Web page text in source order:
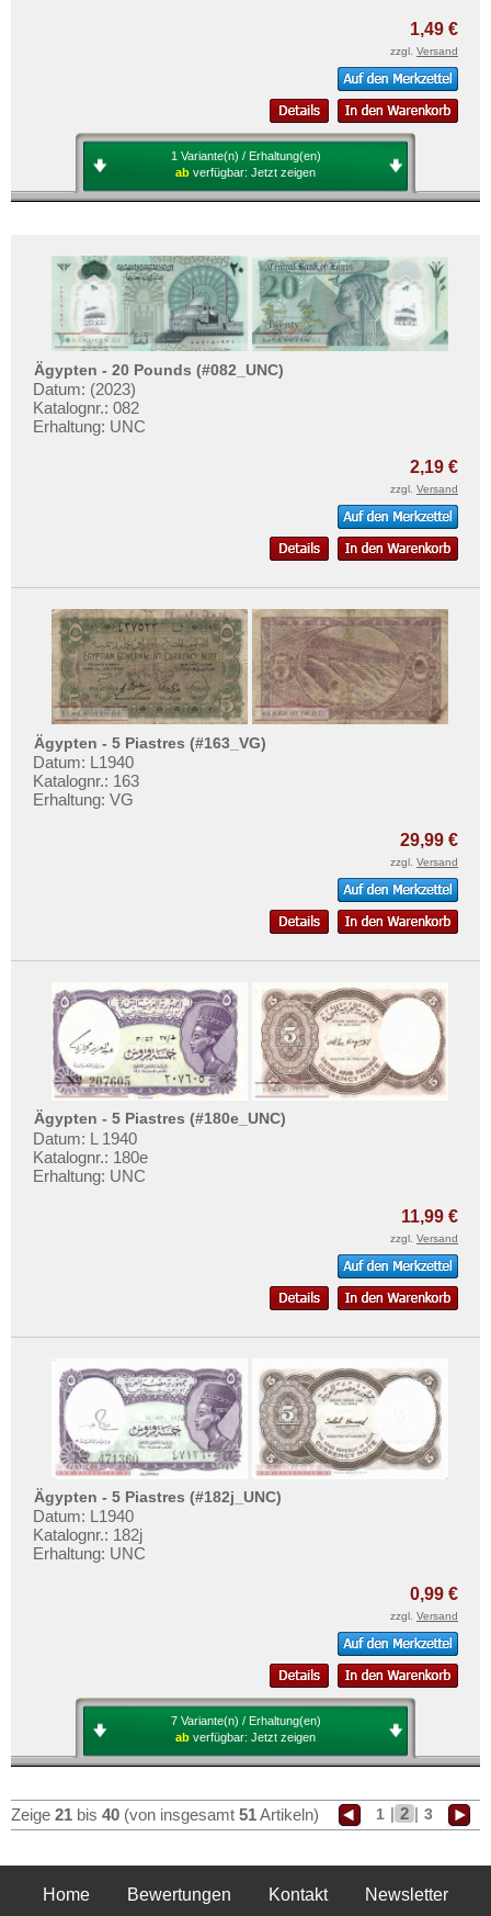
1,49 €
zzgl. Versand
1 Variante(n) / Erhaltung(en)
ab verfügbar: Jetzt zeigen
Ägypten - 20 Pounds (#082_UNC)
Datum: (2023)
Katalognr.: 082
Erhaltung: UNC
2,19 €
zzgl. Versand
Ägypten - 5 Piastres (#163_VG)
Datum: L1940
Katalognr.: 163
Erhaltung: VG
29,99 €
zzgl. Versand
Ägypten - 5 Piastres (#180e_UNC)
Datum: L 1940
Katalognr.: 180e
Erhaltung: UNC
11,99 €
zzgl. Versand
Ägypten - 5 Piastres (#182j_UNC)
Datum: L1940
Katalognr.: 182j
Erhaltung: UNC
0,99 €
zzgl. Versand
7 Variante(n) / Erhaltung(en)
ab verfügbar: Jetzt zeigen
Zeige 21 bis 40 (von insgesamt 51Artikeln) 1 | 2 | 3
Home Bewertungen Kontakt Newsletter